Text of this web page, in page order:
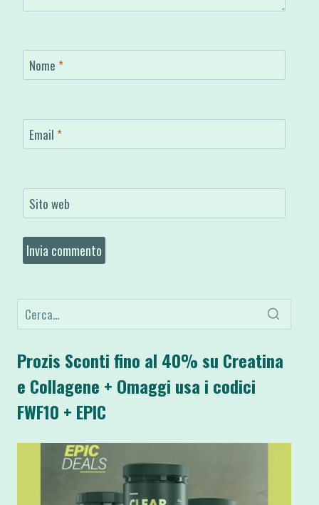
Nome *
Email *
Sito web
Prozis Sconti fino al 40% su Creatina
e Collagene + Omaggi usa i codici
FWF10 + EPIC